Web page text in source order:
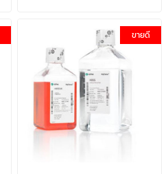
ขายดี